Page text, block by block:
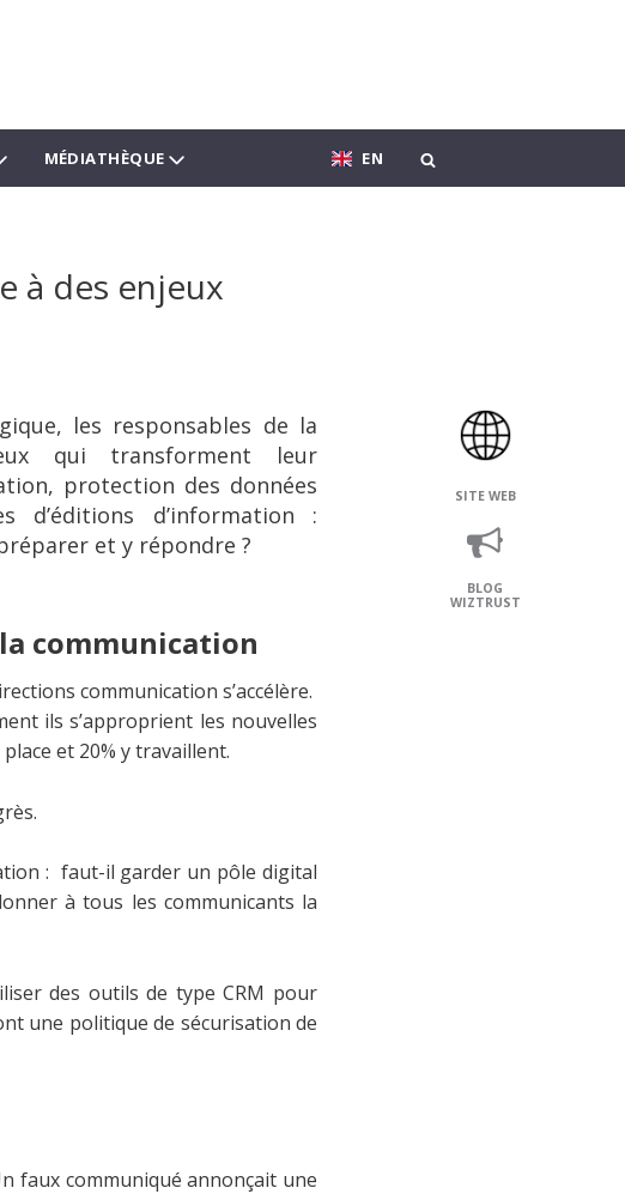
EN
MÉDIATHÈQUE
à des enjeux
les responsables de la
qui transforment leur
protection des données
d’éditions d’information :
et y répondre ?
SITE WEB
BLOG
WIZTRUST
communication
communication s’accélère.
ils s’approprient les nouvelles
et 20% y travaillent.
: faut-il garder un pôle digital
à tous les communicants la
des outils de type CRM pour
une politique de sécurisation de
faux communiqué annonçait une